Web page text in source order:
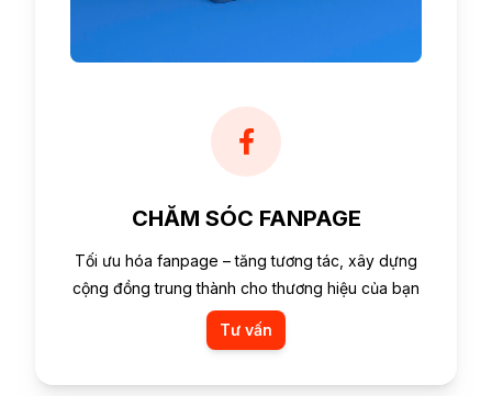
CHĂM SÓC FANPAGE
Tối ưu hóa fanpage – tăng tương tác, xây dựng
cộng đồng trung thành cho thương hiệu của bạn
Tư vấn